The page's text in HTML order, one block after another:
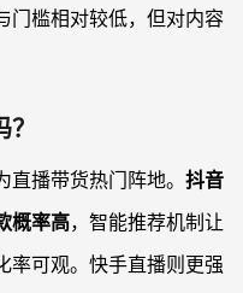
门槛相对较低，但对内容
直播带货热门阵地。 抖音
概率高，智能推荐机制让
率可观。快手直播则更强